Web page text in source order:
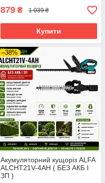
879 ₴ 1 039 ₴
Купити
–38%
Акумуляторний кущоріз ALFA
ALCHT21V-4AH ( БЕЗ АКБ І
ЗП )